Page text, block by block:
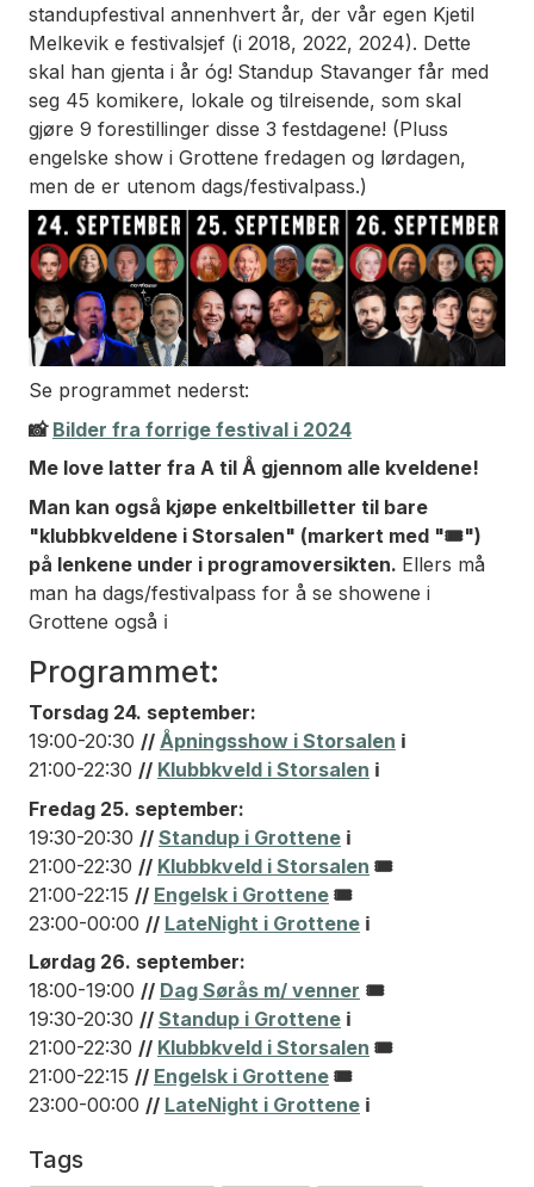
standupfestival annenhvert år, der vår egen Kjetil
Melkevik e festivalsjef (i 2018, 2022, 2024). Dette
skal han gjenta i år óg! Standup Stavanger får med
seg 45 komikere, lokale og tilreisende, som skal
gjøre 9 forestillinger disse 3 festdagene! (Pluss
engelske show i Grottene fredagen og lørdagen,
men de er utenom dags/festivalpass.)
Se programmet nederst:
📸 Bilder fra forrige festival i 2024
Me love latter fra A til Å gjennom alle kveldene!
Man kan også kjøpe enkeltbilletter til bare
"klubbkveldene i Storsalen" (markert med "🎟️")
på lenkene under i programoversikten. Ellers må
man ha dags/festivalpass for å se showene i
Grottene også ℹ️
Programmet:
Torsdag 24. september:
19:00-20:30 // Åpningsshow i Storsalen ℹ️
21:00-22:30 // Klubbkveld i Storsalen ℹ️
Fredag 25. september:
19:30-20:30 // Standup i Grottene ℹ️
21:00-22:30 // Klubbkveld i Storsalen 🎟️
21:00-22:15 // Engelsk i Grottene 🎟️
23:00-00:00 // LateNight i Grottene ℹ️
Lørdag 26. september:
18:00-19:00 // Dag Sørås m/ venner 🎟️
19:30-20:30 // Standup i Grottene ℹ️
21:00-22:30 // Klubbkveld i Storsalen 🎟️
21:00-22:15 // Engelsk i Grottene 🎟️
23:00-00:00 // LateNight i Grottene ℹ️
Tags